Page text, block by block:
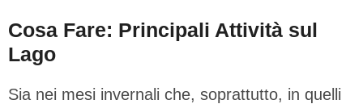
Cosa Fare: Principali Attività sul
Lago
Sia nei mesi invernali che, soprattutto, in quelli